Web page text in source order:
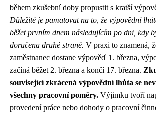
během zkušební doby propustit s kratší
Důležité je pamatovat na to, že výpovědní
běžet prvním dnem následujícím po dni, kdy
doručena druhé straně. V praxi to znamená,
zaměstnanec dostane výpověď 1. března,
začíná běžet 2. března a končí 17. března.
související zkrácená výpovědní lhůta se
všechny pracovní poměry. Výjimku tvoří
provedení práce nebo dohody o pracovní